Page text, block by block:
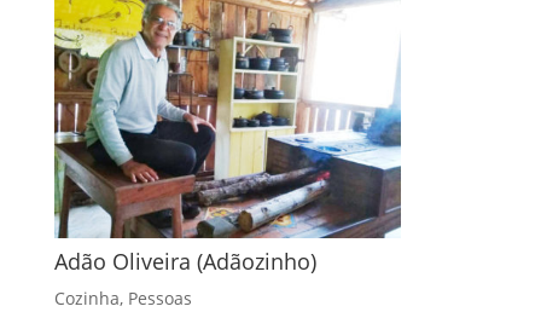
Adão Oliveira (Adãozinho)
Cozinha, Pessoas